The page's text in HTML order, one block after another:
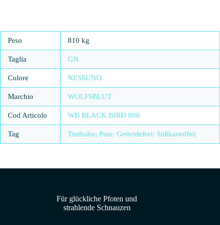
Peso 810 kg
Taglia GN
Colore NESSUNO
Marchio WOLFSBLUT
Cod Articolo WB BLACK BIRD 800
Tag Truthahn; Pute; Getreidefrei; Süßkartoffel;
Für glückliche Pfoten und
strahlende Schnauzen